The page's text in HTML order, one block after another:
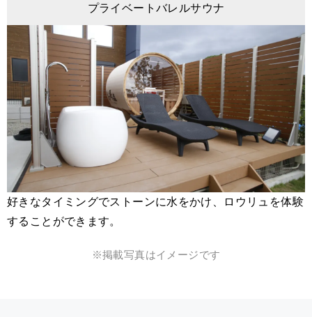
プライベートバレルサウナ
好きなタイミングでストーンに水をかけ、ロウリュを体験
することができます。
※掲載写真はイメージです